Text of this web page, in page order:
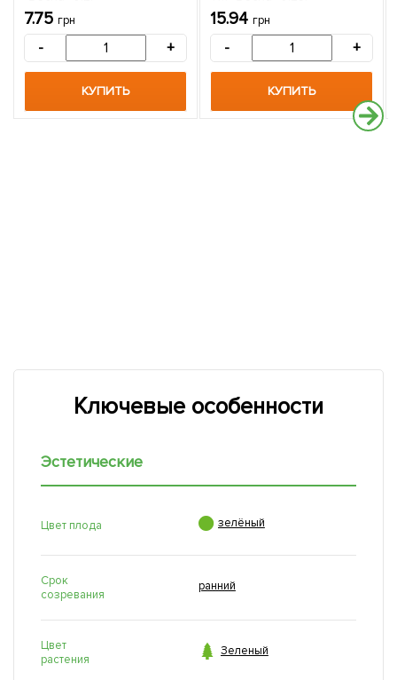
7.75 грн
- +
КУПИТЬ
15.94 грн
- +
КУПИТЬ
Ключевые особенности
Эстетические
Цвет плода  зелёный
Срок
созревания
ранний
Цвет
растения
 Зеленый